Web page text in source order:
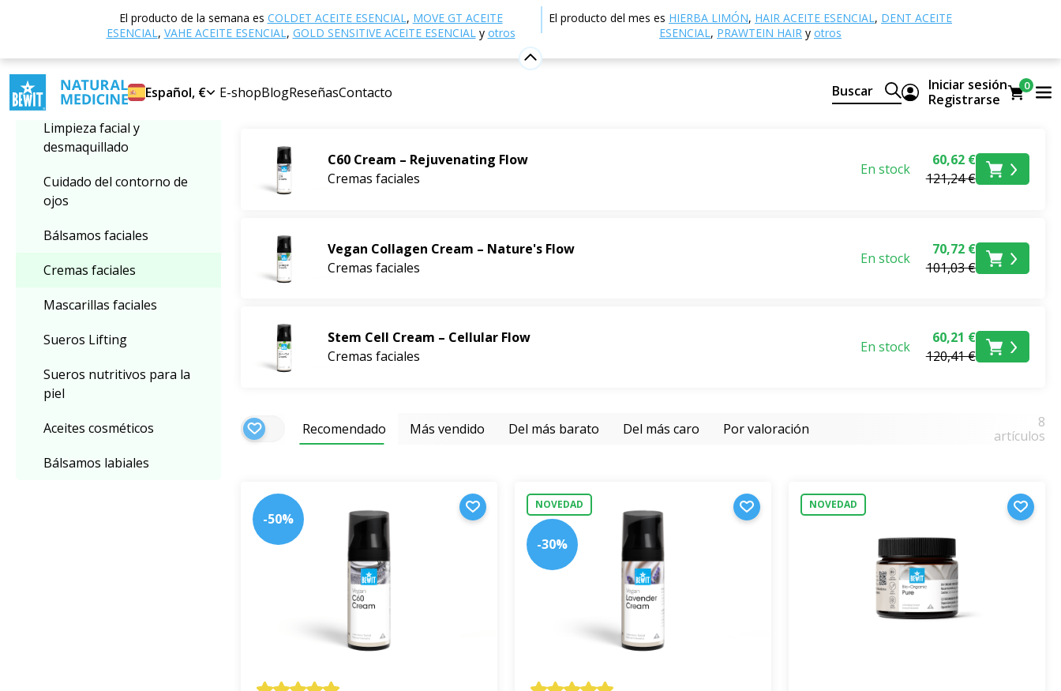
El producto de la semana es COLDET ACEITE ESENCIAL, MOVE GT ACEITE
ESENCIAL, VAHE ACEITE ESENCIAL, GOLD SENSITIVE ACEITE ESENCIALy otros
El producto del mes es HIERBA LIMÓN, HAIR ACEITE ESENCIAL, DENT ACEITE
ESENCIAL, PRAWTEIN HAIR y otros
Español, € E-shopBlogReseñasContacto Buscar
Iniciar sesión
Registrarse
0
Seleccionar categoría
Cremas faciales
Limpieza facial y
desmaquillado
Cuidado del contorno de
ojos
Bálsamos faciales
Cremas faciales
Mascarillas faciales
Sueros Lifting
Sueros nutritivos para la
piel
Aceites cosméticos
Bálsamos labiales
Cuidado de la piel
Cremas faciales
Cremas faciales
Más vendido
C60 Cream – Rejuvenating Flow
Cremas faciales
En stock
60,62 €
121,24 €
Vegan Collagen Cream – Nature's Flow
Cremas faciales
En stock
70,72 €
101,03 €
Stem Cell Cream – Cellular Flow
Cremas faciales
En stock
60,21 €
120,41 €
Recomendado Más vendido Del más barato Del más caro Por valoración
8
artículos
-50%
NOVEDAD
-30%
NOVEDAD